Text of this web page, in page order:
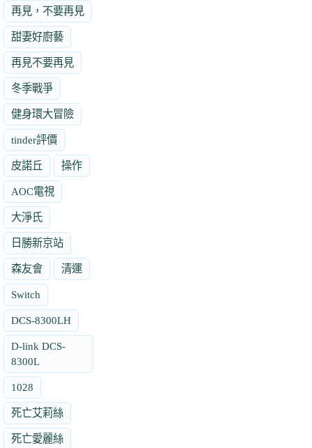
再見，不要再見
甜妻好廚藝
再見不要再見
冬季戰爭
健身環大冒險
tinder評價
皮諾丘 操作
AOC電視
大淨氏
日勝新京站
森友會 清運
Switch
DCS-8300LH
D-link DCS-
8300L
1028
死亡艾莉絲
死亡愛麗絲